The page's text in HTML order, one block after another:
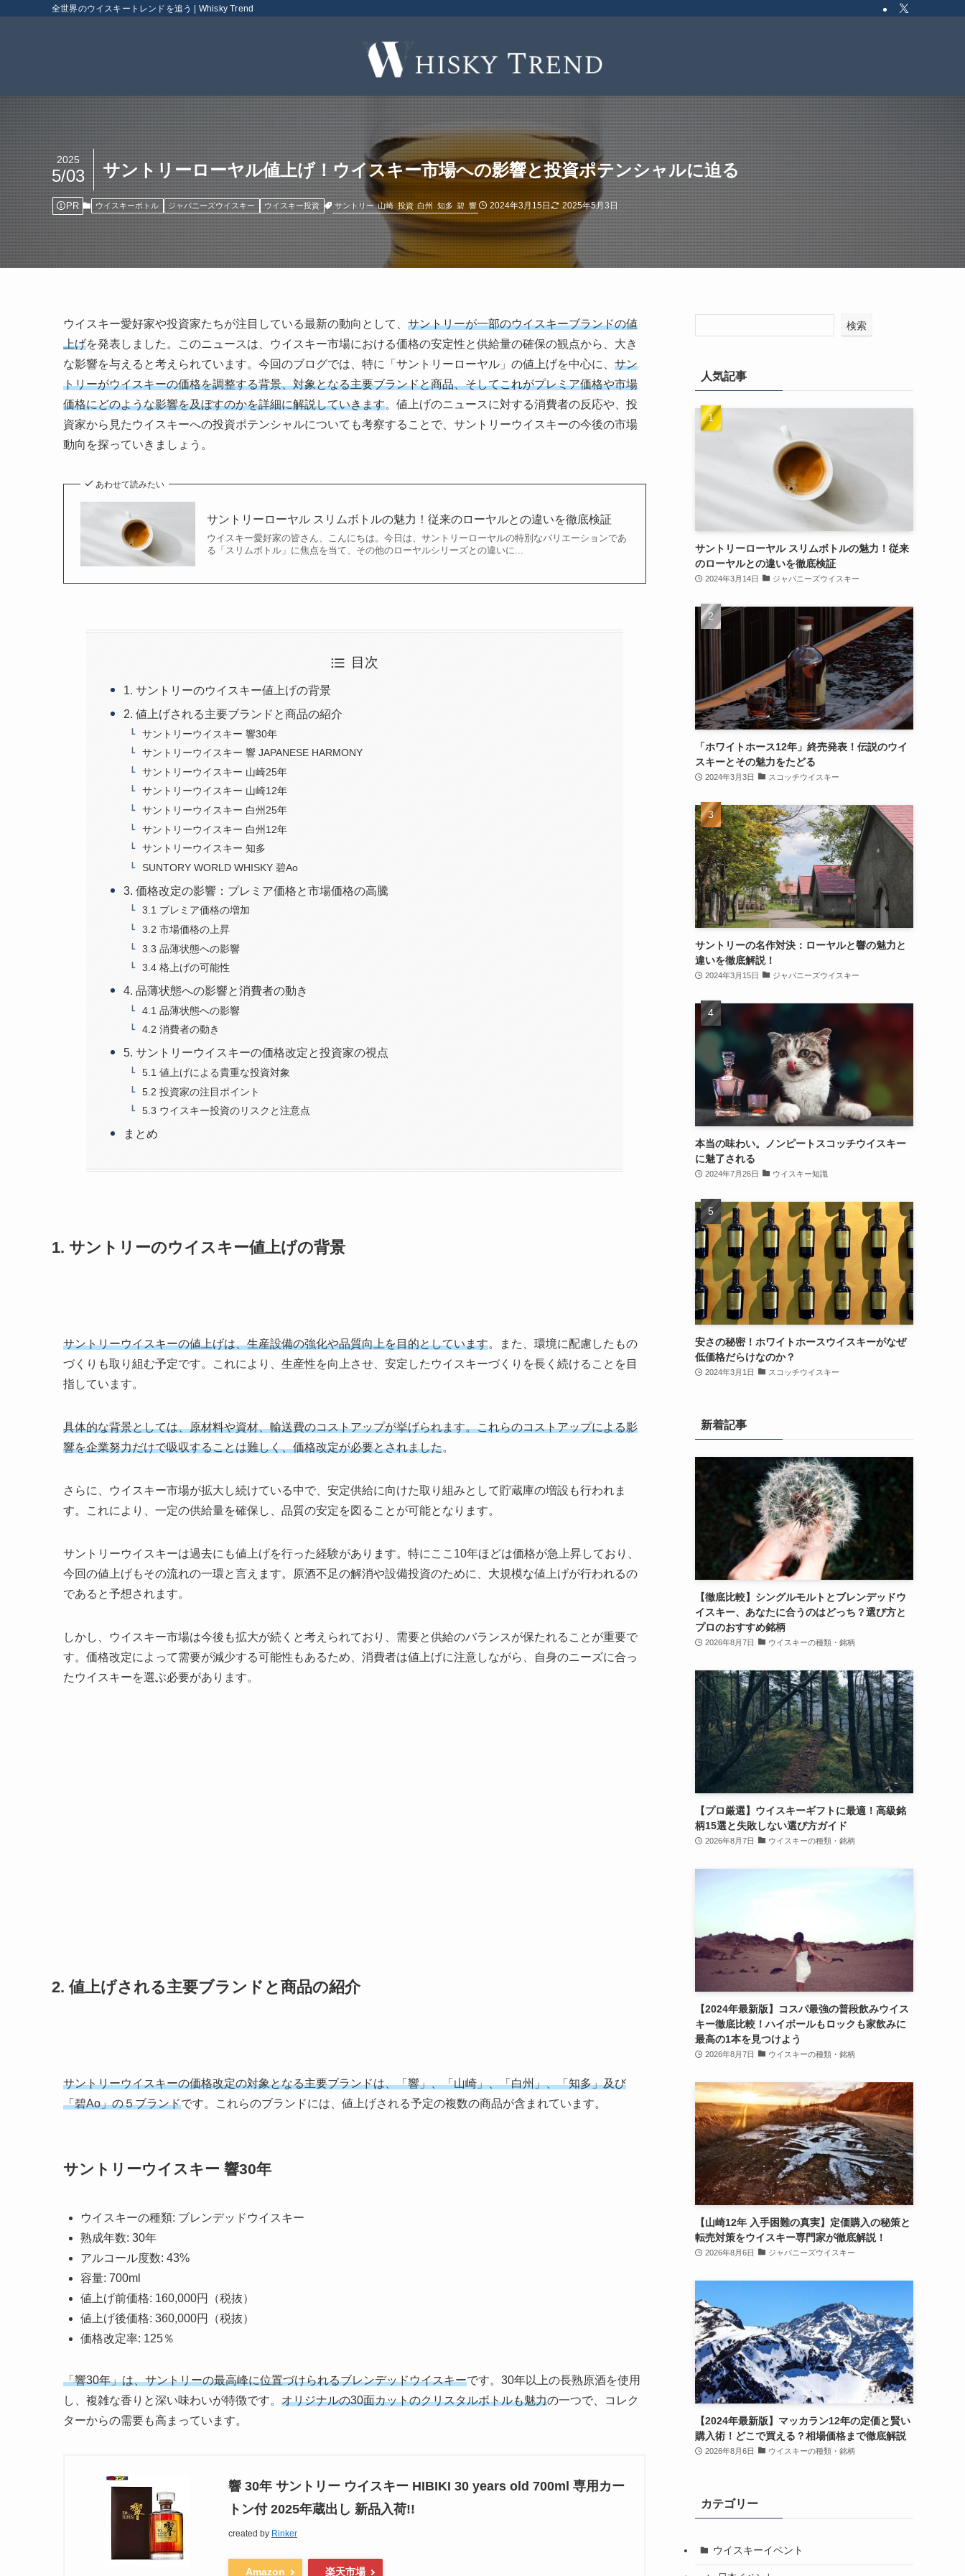
全世界のウイスキートレンドを追う | Whisky Trend
サントリーローヤル値上げ！ウイスキー市場への影響と投資ポテンシャルに迫る
2025
5/03
PR ウイスキーボトル ジャパニーズウイスキー ウイスキー投資 サントリー 山崎 投資 白州 知多 碧 響 2024年3月15日 2025年5月3日
ウイスキー愛好家や投資家たちが注目している最新の動向として、 サントリーが一部のウイスキーブランドの値
上げを発表しました。このニュースは、ウイスキー市場における価格の安定性と供給量の確保の観点から、大き
な影響を与えると考えられています。今回のブログでは、特に「サントリーローヤル」の値上げを中心に、 サン
トリーがウイスキーの価格を調整する背景、対象となる主要ブランドと商品、そしてこれがプレミア価格や市場
価格にどのような影響を及ぼすのかを詳細に解説していきます。値上げのニュースに対する消費者の反応や、投
資家から見たウイスキーへの投資ポテンシャルについても考察することで、サントリーウイスキーの今後の市場
動向を探っていきましょう。
あわせて読みたい
サントリーローヤル スリムボトルの魅力！従来のローヤルとの違いを徹底検証
ウイスキー愛好家の皆さん、こんにちは。今日は、サントリーローヤルの特別なバリエーションであ
る「スリムボトル」に焦点を当て、その他のローヤルシリーズとの違いに...
目次
1. サントリーのウイスキー値上げの背景
2. 値上げされる主要ブランドと商品の紹介
サントリーウイスキー 響30年
サントリーウイスキー 響 JAPANESE HARMONY
サントリーウイスキー 山崎25年
サントリーウイスキー 山崎12年
サントリーウイスキー 白州25年
サントリーウイスキー 白州12年
サントリーウイスキー 知多
SUNTORY WORLD WHISKY 碧Ao
3. 価格改定の影響：プレミア価格と市場価格の高騰
3.1 プレミア価格の増加
3.2 市場価格の上昇
3.3 品薄状態への影響
3.4 格上げの可能性
4. 品薄状態への影響と消費者の動き
4.1 品薄状態への影響
4.2 消費者の動き
5. サントリーウイスキーの価格改定と投資家の視点
5.1 値上げによる貴重な投資対象
5.2 投資家の注目ポイント
5.3 ウイスキー投資のリスクと注意点
まとめ
1. サントリーのウイスキー値上げの背景
サントリーウイスキーの値上げは、生産設備の強化や品質向上を目的としています。また、環境に配慮したもの
づくりも取り組む予定です。これにより、生産性を向上させ、安定したウイスキーづくりを長く続けることを目
指しています。
具体的な背景としては、原材料や資材、輸送費のコストアップが挙げられます。これらのコストアップによる影
響を企業努力だけで吸収することは難しく、価格改定が必要とされました。
さらに、ウイスキー市場が拡大し続けている中で、安定供給に向けた取り組みとして貯蔵庫の増設も行われま
す。これにより、一定の供給量を確保し、品質の安定を図ることが可能となります。
サントリーウイスキーは過去にも値上げを行った経験があります。特にここ10年ほどは価格が急上昇しており、
今回の値上げもその流れの一環と言えます。原酒不足の解消や設備投資のために、大規模な値上げが行われるの
であると予想されます。
しかし、ウイスキー市場は今後も拡大が続くと考えられており、需要と供給のバランスが保たれることが重要で
す。価格改定によって需要が減少する可能性もあるため、消費者は値上げに注意しながら、自身のニーズに合っ
たウイスキーを選ぶ必要があります。
2. 値上げされる主要ブランドと商品の紹介
サントリーウイスキーの価格改定の対象となる主要ブランドは、「響」、「山崎」、「白州」、「知多」及び
「碧Ao」の５ブランドです。これらのブランドには、値上げされる予定の複数の商品が含まれています。
サントリーウイスキー 響30年
ウイスキーの種類: ブレンデッドウイスキー
熟成年数: 30年
アルコール度数: 43%
容量: 700ml
値上げ前価格: 160,000円（税抜）
値上げ後価格: 360,000円（税抜）
価格改定率: 125％
「響30年」は、サントリーの最高峰に位置づけられるブレンデッドウイスキーです。30年以上の長熟原酒を使用
し、複雑な香りと深い味わいが特徴です。 オリジナルの30面カットのクリスタルボトルも魅力の一つで、コレク
ターからの需要も高まっています。
響 30年 サントリー ウイスキー HIBIKI 30 years old 700ml 専用カー
トン付 2025年蔵出し 新品入荷!!
created by Rinker
Amazon 楽天市場
検索
人気記事
サントリーローヤル スリムボトルの魅力！従来
のローヤルとの違いを徹底検証
2024年3月14日 ジャパニーズウイスキー
「ホワイトホース12年」終売発表！伝説のウイ
スキーとその魅力をたどる
2024年3月3日 スコッチウイスキー
サントリーの名作対決：ローヤルと響の魅力と
違いを徹底解説！
2024年3月15日 ジャパニーズウイスキー
本当の味わい。ノンピートスコッチウイスキー
に魅了される
2024年7月26日 ウイスキー知識
安さの秘密！ホワイトホースウイスキーがなぜ
低価格だらけなのか？
2024年3月1日 スコッチウイスキー
新着記事
【徹底比較】シングルモルトとブレンデッドウ
イスキー、あなたに合うのはどっち？選び方と
プロのおすすめ銘柄
2026年8月7日 ウイスキーの種類・銘柄
【プロ厳選】ウイスキーギフトに最適！高級銘
柄15選と失敗しない選び方ガイド
2026年8月7日 ウイスキーの種類・銘柄
【2024年最新版】コスパ最強の普段飲みウイス
キー徹底比較！ハイボールもロックも家飲みに
最高の1本を見つけよう
2026年8月7日 ウイスキーの種類・銘柄
【山崎12年 入手困難の真実】定価購入の秘策と
転売対策をウイスキー専門家が徹底解説！
2026年8月6日 ジャパニーズウイスキー
【2024年最新版】マッカラン12年の定価と賢い
購入術！どこで買える？相場価格まで徹底解説
2026年8月6日 ウイスキーの種類・銘柄
カテゴリー
ウイスキーイベント